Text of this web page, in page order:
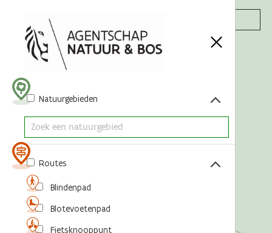
Acties
Natuurgebieden
Routes
Blindenpad
Blotevoetenpad
Fietsknooppunt